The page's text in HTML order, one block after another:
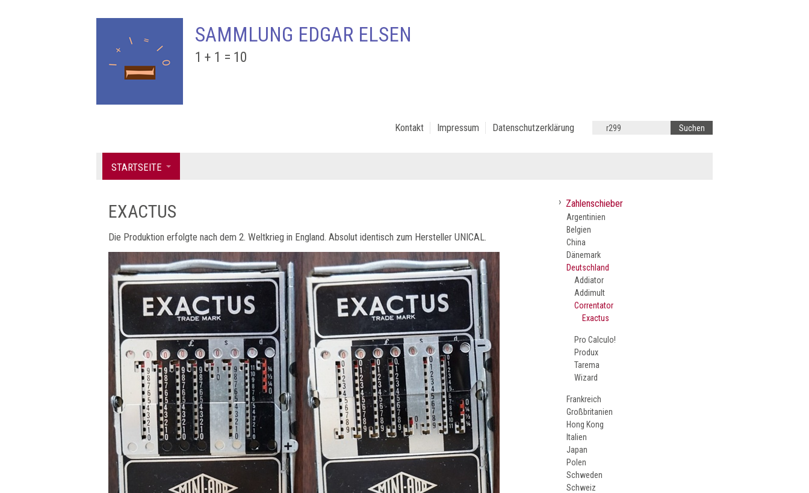
SAMMLUNG EDGAR ELSEN
1 + 1 = 10
Kontakt Impressum Datenschutzerklärung
STARTSEITE
EXACTUS
Die Produktion erfolgte nach dem 2. Weltkrieg in England. Absolut identisch zum Hersteller UNICAL.
› Zahlenschieber
Argentinien
Belgien
China
Dänemark
Deutschland
Addiator
Addimult
Correntator
Exactus
Pro Calculo!
Produx
Tarema
Wizard
Frankreich
Großbritanien
Hong Kong
Italien
Japan
Polen
Schweden
Schweiz